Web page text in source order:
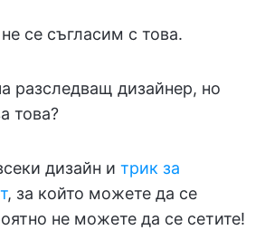
се съгласим с това.
разследващ дизайнер, но
това?
дизайн и трик за
, за който можете да се
не можете да се сетите!